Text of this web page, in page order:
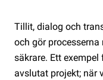
Tillit, dialog och
och gör
säkrare. Ett
avslutat projekt; när